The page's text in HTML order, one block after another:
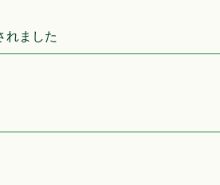
れました